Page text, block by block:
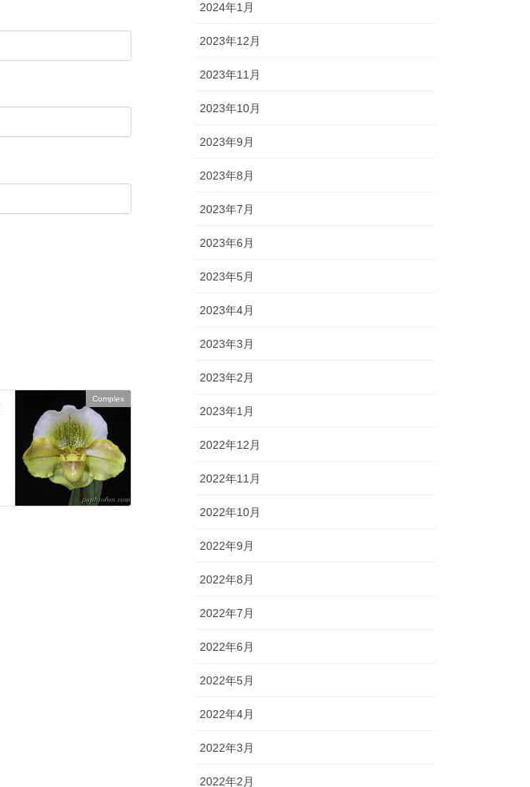
Complex
2024年1月
2023年12月
2023年11月
2023年10月
2023年9月
2023年8月
2023年7月
2023年6月
2023年5月
2023年4月
2023年3月
2023年2月
2023年1月
2022年12月
2022年11月
2022年10月
2022年9月
2022年8月
2022年7月
2022年6月
2022年5月
2022年4月
2022年3月
2022年2月